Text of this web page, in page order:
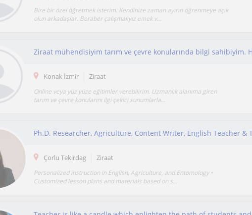
Bire bir özel öğretmek isterim. Kendinize zaman ayırın öğrenmeye açık
olun arkadaşlar. Beraber çalışmalıyız emek v...
Konak İzmir Ziraat
Online veya yüz yüze eğitimler verebilirim. Uzmanlık alanıma giren
tarım ve çevre konularını ilgi çekici sunumlarla...
Çorlu Tekirdag Ziraat
Personalized instruction in English, Agriculture, and Entomology •
Customized lesson plans and materials based on s...